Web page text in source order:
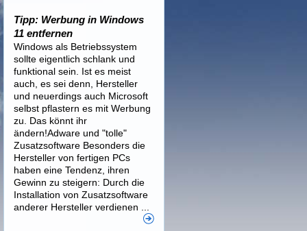
Tipp: Werbung in Windows
11 entfernen
Windows als Betriebssystem
sollte eigentlich schlank und
funktional sein. Ist es meist
auch, es sei denn, Hersteller
und neuerdings auch Microsoft
selbst pflastern es mit Werbung
zu. Das könnt ihr
ändern!Adware und "tolle"
Zusatzsoftware Besonders die
Hersteller von fertigen PCs
haben eine Tendenz, ihren
Gewinn zu steigern: Durch die
Installation von Zusatzsoftware
anderer Hersteller verdienen ...